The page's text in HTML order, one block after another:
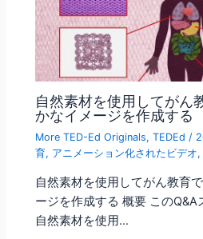
自然素材を使用してがん
かなイメージを作成する
More TED-Ed Originals,TEDEd /
育, アニメーション化されたビデオ,
自然素材を使用してがん教育
ージを作成する 概要 このQ&A
自然素材を使用…